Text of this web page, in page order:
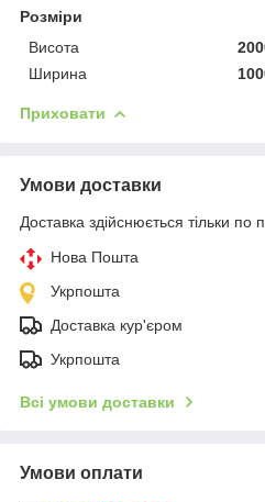
Розміри
Висота
Ширина
Приховати
Умови доставки
Доставка здійснюється тільки по
Нова Пошта
Укрпошта
Доставка кур'єром
Укрпошта
Всі умови доставки
Умови оплати